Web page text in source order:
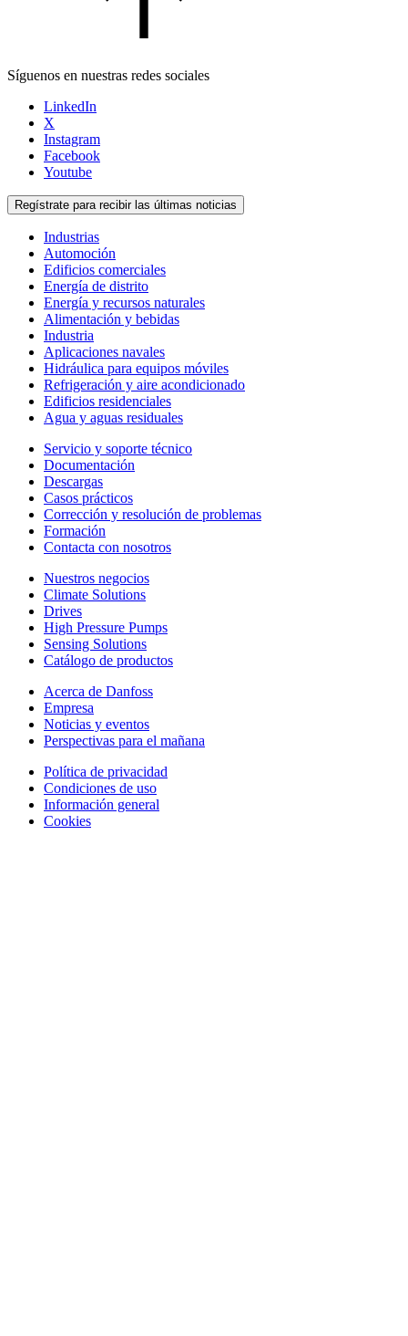
Síguenos en nuestras redes sociales
LinkedIn
X
Instagram
Facebook
Youtube
Regístrate para recibir las últimas noticias
Industrias
Automoción
Edificios comerciales
Energía de distrito
Energía y recursos naturales
Alimentación y bebidas
Industria
Aplicaciones navales
Hidráulica para equipos móviles
Refrigeración y aire acondicionado
Edificios residenciales
Agua y aguas residuales
Servicio y soporte técnico
Documentación
Descargas
Casos prácticos
Corrección y resolución de problemas
Formación
Contacta con nosotros
Nuestros negocios
Climate Solutions
Drives
High Pressure Pumps
Sensing Solutions
Catálogo de productos
Acerca de Danfoss
Empresa
Noticias y eventos
Perspectivas para el mañana
Política de privacidad
Condiciones de uso
Información general
Cookies